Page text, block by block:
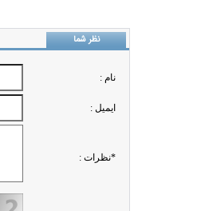
نظر شما
نام :
ايميل :
*نظرات :